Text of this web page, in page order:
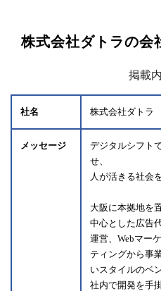
株式会社ダトラの会
掲載
社名 株式会社ダトラ
メッセージ
デジタルシフト
せ、
人が活きる社会
大阪に本拠地を
中心とした広告
運営、Webマー
ティングから事
いスタイルのベ
社内で開発を手